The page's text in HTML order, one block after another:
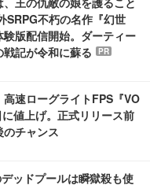
王の仇敵の娘を護ること
不朽の名作『幻世
版配信開始。ダーティー
戦記が令和に蘇る
PR
速ローグライトFPS『VO
に値上げ。正式リリース前
のチャンス
ッドプールは瞬獄殺も使